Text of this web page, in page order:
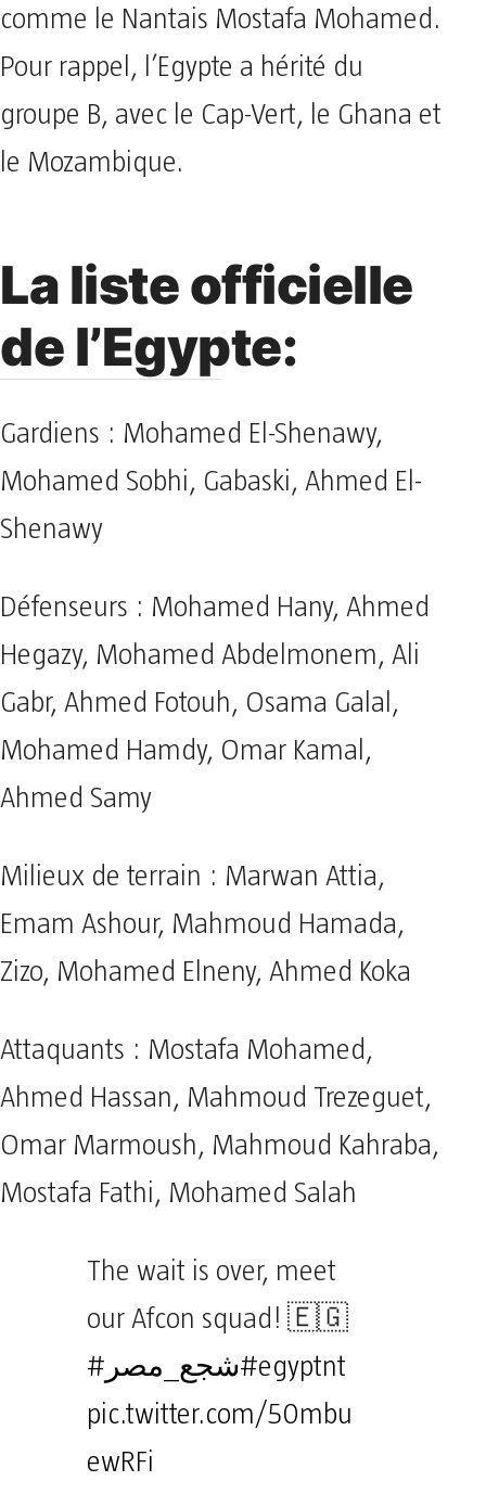
comme le Nantais Mostafa Mohamed.
Pour rappel, l’Egypte a hérité du
groupe B, avec le Cap-Vert, le Ghana et
le Mozambique.
La liste officielle
de l’Egypte:
Gardiens : Mohamed El-Shenawy,
Mohamed Sobhi, Gabaski, Ahmed El-
Shenawy
Défenseurs : Mohamed Hany, Ahmed
Hegazy, Mohamed Abdelmonem, Ali
Gabr, Ahmed Fotouh, Osama Galal,
Mohamed Hamdy, Omar Kamal,
Ahmed Samy
Milieux de terrain : Marwan Attia,
Emam Ashour, Mahmoud Hamada,
Zizo, Mohamed Elneny, Ahmed Koka
Attaquants : Mostafa Mohamed,
Ahmed Hassan, Mahmoud Trezeguet,
Omar Marmoush, Mahmoud Kahraba,
Mostafa Fathi, Mohamed Salah
The wait is over, meet
our Afcon squad! 🇪🇬
#شجع_مصر#egyptnt
pic.twitter.com/50mbu
ewRFi